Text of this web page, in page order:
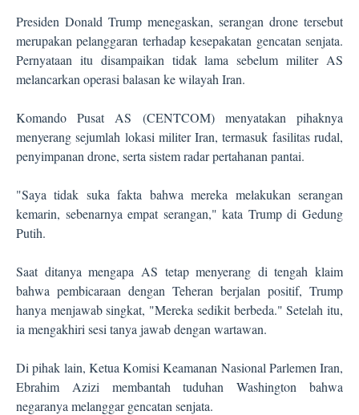
Presiden Donald Trump menegaskan, serangan drone tersebut
merupakan pelanggaran terhadap kesepakatan gencatan senjata.
Pernyataan itu disampaikan tidak lama sebelum militer AS
melancarkan operasi balasan ke wilayah Iran.
Komando Pusat AS (CENTCOM) menyatakan pihaknya
menyerang sejumlah lokasi militer Iran, termasuk fasilitas rudal,
penyimpanan drone, serta sistem radar pertahanan pantai.
"Saya tidak suka fakta bahwa mereka melakukan serangan
kemarin, sebenarnya empat serangan," kata Trump di Gedung
Putih.
Saat ditanya mengapa AS tetap menyerang di tengah klaim
bahwa pembicaraan dengan Teheran berjalan positif, Trump
hanya menjawab singkat, "Mereka sedikit berbeda." Setelah itu,
ia mengakhiri sesi tanya jawab dengan wartawan.
Di pihak lain, Ketua Komisi Keamanan Nasional Parlemen Iran,
Ebrahim Azizi membantah tuduhan Washington bahwa
negaranya melanggar gencatan senjata.